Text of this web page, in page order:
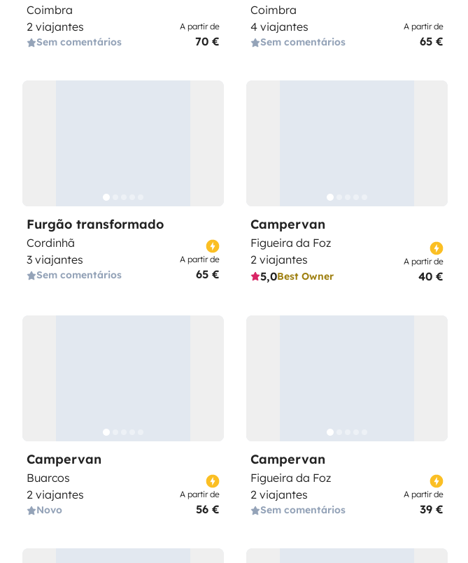
Coimbra
2 viajantes
Sem comentários
A partir de
70 €
Coimbra
4 viajantes
Sem comentários
A partir de
65 €
Furgão transformado
Cordinhã
3 viajantes
Sem comentários
A partir de
65 €
Campervan
Figueira da Foz
2 viajantes
5,0Best Owner
A partir de
40 €
Campervan
Buarcos
2 viajantes
Novo
A partir de
56 €
Campervan
Figueira da Foz
2 viajantes
Sem comentários
A partir de
39 €